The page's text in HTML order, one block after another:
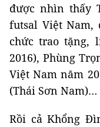
được nhìn thấy
futsal Việt Nam,
chức trao tặng,
2016), Phùng
Việt Nam năm
(Thái Sơn Nam)…
Rồi cả Khổng